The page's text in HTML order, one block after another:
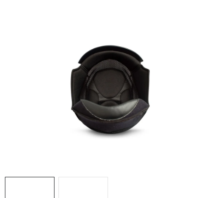
DARČEKOVÉ POUKAZY